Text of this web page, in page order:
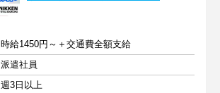
時給1450円～＋交通費全額支給
派遣社員
週3日以上